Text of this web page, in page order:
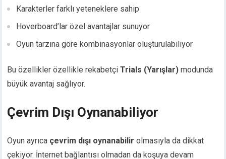
Karakterler farklı yeteneklere sahip
Hoverboard’lar özel avantajlar sunuyor
Oyun tarzına göre kombinasyonlar oluşturulabiliyor
Bu özellikler özellikle rekabetçiTrials (Yarışlar) modunda
büyük avantaj sağlıyor.
Çevrim Dışı Oynanabiliyor
Oyun ayrıca çevrim dışı oynanabilir olmasıyla da dikkat
çekiyor. İnternet bağlantısı olmadan da koşuya devam